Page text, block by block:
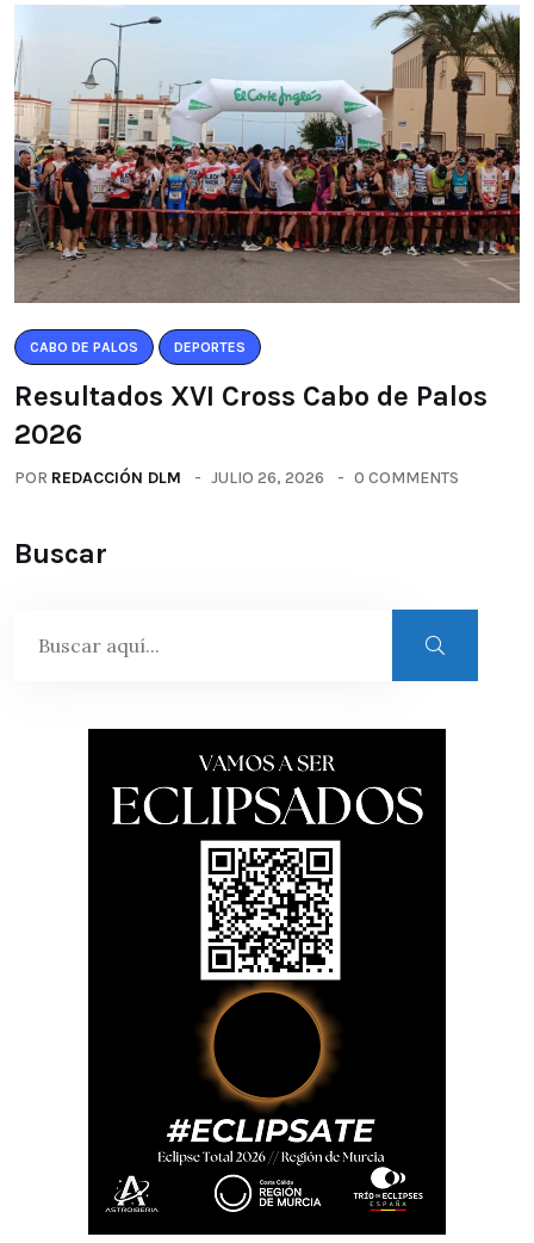
CABO DE PALOS DEPORTES
Resultados XVI Cross Cabo de Palos
2026
POR REDACCIÓN DLM JULIO 26, 2026 0 COMMENTS
Buscar